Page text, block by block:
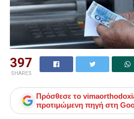
397
SHARES
Πρόσθεσε το
προτιμώμενη πηγή στη